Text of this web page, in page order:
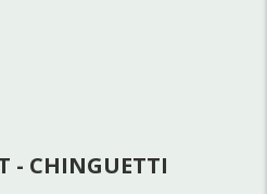
- CHINGUETTI